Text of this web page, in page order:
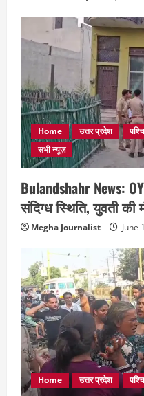
Home उत्तर प्रदेश
सभी न्यूज़
Bulandshahr News:
संदिग्ध स्थिति, युवती
Megha Journalist June
Home उत्तर प्रदेश